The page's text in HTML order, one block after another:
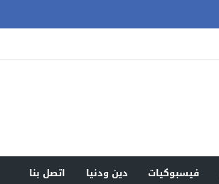
فيسبوكيات دين ودنيا
اتصل بنا